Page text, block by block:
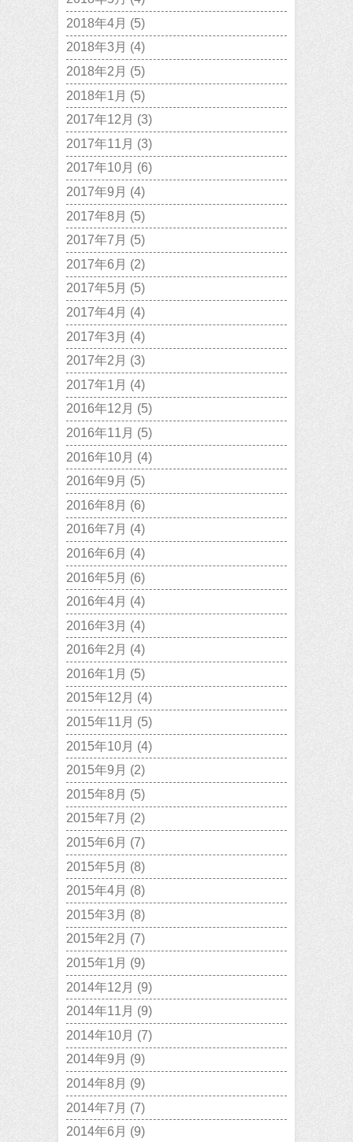
2018年4月 (5)
2018年3月 (4)
2018年2月 (5)
2018年1月 (5)
2017年12月 (3)
2017年11月 (3)
2017年10月 (6)
2017年9月 (4)
2017年8月 (5)
2017年7月 (5)
2017年6月 (2)
2017年5月 (5)
2017年4月 (4)
2017年3月 (4)
2017年2月 (3)
2017年1月 (4)
2016年12月 (5)
2016年11月 (5)
2016年10月 (4)
2016年9月 (5)
2016年8月 (6)
2016年7月 (4)
2016年6月 (4)
2016年5月 (6)
2016年4月 (4)
2016年3月 (4)
2016年2月 (4)
2016年1月 (5)
2015年12月 (4)
2015年11月 (5)
2015年10月 (4)
2015年9月 (2)
2015年8月 (5)
2015年7月 (2)
2015年6月 (7)
2015年5月 (8)
2015年4月 (8)
2015年3月 (8)
2015年2月 (7)
2015年1月 (9)
2014年12月 (9)
2014年11月 (9)
2014年10月 (7)
2014年9月 (9)
2014年8月 (9)
2014年7月 (7)
2014年6月 (9)